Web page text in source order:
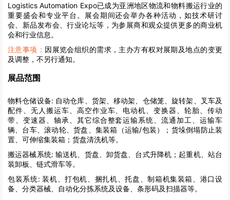
Logistics Automation Expo已成为亚洲地区物流和物料搬运行业的
重要盛会和专业平台。展会期间还会举办各种活动，如技术研讨
会、新品发布会、行业论坛等，为参展商和观众提供更多的商业机
会和行业信息。
注意事项： 因展览会组织的需求，主办方有权对展期及地点的变更
及调整，不另行通知。
展品范围
物料仓储设备: 自动仓库、货架、移动架、仓储笼、旋转架、叉车及
配件、无人搬运车、高空作业车、电动机、变换器、轮胎、传动
带、变速器、轴承、其它综合整套运输系统、流通加工、运输车
辆、台车、滚动轮、货盘、集装箱（运输/包装）；货垛倒塌防止装
置、可伸缩集装箱；货盘清洗机等。
搬运器械系统: 输送机、货盘、卸货盘、台式升降机；起重机、站台
装卸板、链式滑车等。
包装系统: 装机、打包机、捆扎机、托盘、制箱机集装箱、港口设
备、分类器械、自动化分拣系统及设备、条形码及扫描器等。